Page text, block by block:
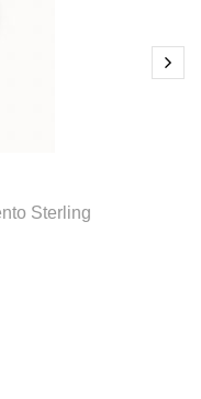
Sterling